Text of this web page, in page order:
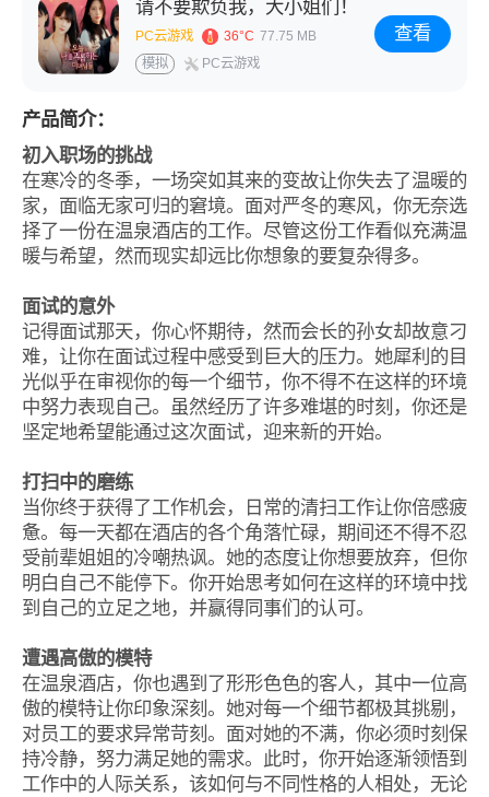
请不要欺负我，大小姐们！
PC云游戏 36°C 77.75 MB
模拟
PC云游戏
查看
产品简介：
初入职场的挑战
在寒冷的冬季，一场突如其来的变故让你失去了温暖的
家，面临无家可归的窘境。面对严冬的寒风，你无奈选
择了一份在温泉酒店的工作。尽管这份工作看似充满温
暖与希望，然而现实却远比你想象的要复杂得多。
面试的意外
记得面试那天，你心怀期待，然而会长的孙女却故意刁
难，让你在面试过程中感受到巨大的压力。她犀利的目
光似乎在审视你的每一个细节，你不得不在这样的环境
中努力表现自己。虽然经历了许多难堪的时刻，你还是
坚定地希望能通过这次面试，迎来新的开始。
打扫中的磨练
当你终于获得了工作机会，日常的清扫工作让你倍感疲
惫。每一天都在酒店的各个角落忙碌，期间还不得不忍
受前辈姐姐的冷嘲热讽。她的态度让你想要放弃，但你
明白自己不能停下。你开始思考如何在这样的环境中找
到自己的立足之地，并赢得同事们的认可。
遭遇高傲的模特
在温泉酒店，你也遇到了形形色色的客人，其中一位高
傲的模特让你印象深刻。她对每一个细节都极其挑剔，
对员工的要求异常苛刻。面对她的不满，你必须时刻保
持冷静，努力满足她的需求。此时，你开始逐渐领悟到
工作中的人际关系，该如何与不同性格的人相处，无论